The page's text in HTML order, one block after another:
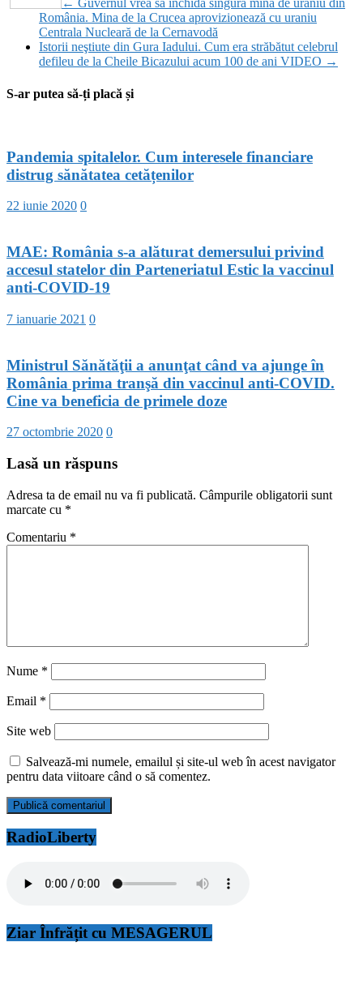
← Guvernul vrea să închidă singura mină de uraniu din
România. Mina de la Crucea aprovizionează cu uraniu
Centrala Nucleară de la Cernavodă
Istorii neştiute din Gura Iadului. Cum era străbătut celebrul
defileu de la Cheile Bicazului acum 100 de ani VIDEO →
S-ar putea să-ți placă și
Pandemia spitalelor. Cum interesele financiare
distrug sănătatea cetățenilor
22 iunie 2020 0
MAE: România s-a alăturat demersului privind
accesul statelor din Parteneriatul Estic la vaccinul
anti-COVID-19
7 ianuarie 2021 0
Ministrul Sănătăţii a anunţat când va ajunge în
România prima tranşă din vaccinul anti-COVID.
Cine va beneficia de primele doze
27 octombrie 2020 0
Lasă un răspuns
Adresa ta de email nu va fi publicată. Câmpurile obligatorii sunt
marcate cu *
Comentariu *
Nume *
Email *
Site web
Salvează-mi numele, emailul și site-ul web în acest navigator
pentru data viitoare când o să comentez.
RadioLiberty
Ziar Înfrățit cu MESAGERUL